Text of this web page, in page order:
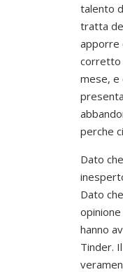
talento
tratta
apporre
corretto
mese, e
perche
Dato
Dato
hanno
Tinder.